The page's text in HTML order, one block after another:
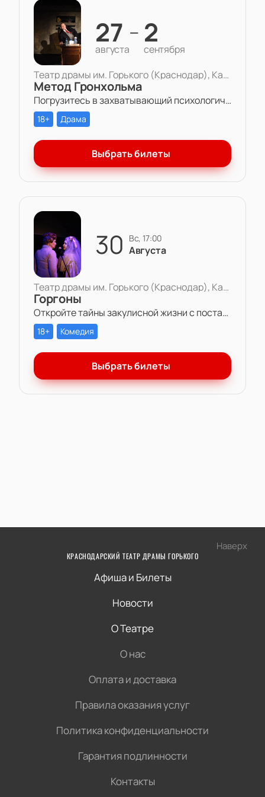
27
августа
— 2
сентября
Театр драмы им. Горького (Краснодар), Камерная сцена
Метод Гронхольма
Погрузитесь в захватывающий психологический триллер «Метод Гронхольма» в Театре драмы им. Горького.
18+ Драма
Выбрать билеты
30 вс, 17:00
Августа
Театр драмы им. Горького (Краснодар), Камерная сцена
Горгоны
Откройте тайны закулисной жизни с постановкой «Горгоны» в Театре драмы им. Горького. Две актрисы, одна роль и многолетняя вражда – станьте свидетелем захватывающей игры амбиций и чувств на театральной сцене.
18+ Комедия
Выбрать билеты
Наверх
КРАСНОДАРСКИЙ ТЕАТР ДРАМЫ ГОРЬКОГО
Афиша и Билеты
Новости
О Театре
О нас
Оплата и доставка
Правила оказания услуг
Политика конфиденциальности
Гарантия подлинности
Контакты